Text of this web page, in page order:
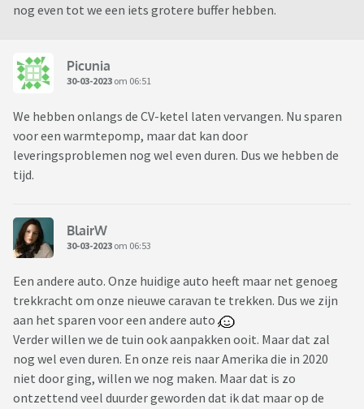
nog even tot we een iets grotere buffer hebben.
Picunia
30-03-2023 om 06:51
We hebben onlangs de CV-ketel laten vervangen. Nu sparen
voor een warmtepomp, maar dat kan door
leveringsproblemen nog wel even duren. Dus we hebben de
tijd.
BlairW
30-03-2023 om 06:53
Een andere auto. Onze huidige auto heeft maar net genoeg
trekkracht om onze nieuwe caravan te trekken. Dus we zijn
aan het sparen voor een andere auto
Verder willen we de tuin ook aanpakken ooit. Maar dat zal
nog wel even duren. En onze reis naar Amerika die in 2020
niet door ging, willen we nog maken. Maar dat is zo
ontzettend veel duurder geworden dat ik dat maar op de